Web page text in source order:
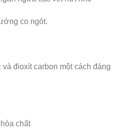
co ngót.
đioxít carbon một cách đáng
chất